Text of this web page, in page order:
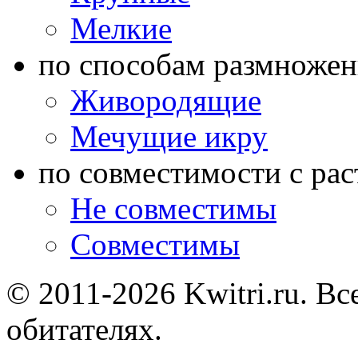
Мелкие
по способам
Живородящие
Мечущие икру
по совместимости с
Не совместимы
Совместимы
© 2011-2026 Kwitri.ru.
обитателях.